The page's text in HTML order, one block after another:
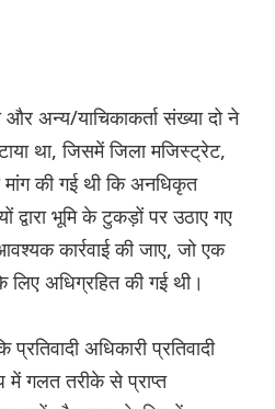
अन्य/याचिकाकर्ता संख्या दो ने
था, जिसमें जिला मजिस्ट्रेट,
मांग की गई थी कि अनधिकृत
द्वारा भूमि के टुकड़ों पर उठाए गए
कार्रवाई की जाए, जो एक
अधिग्रहित की गई थी।
प्रतिवादी अधिकारी प्रतिवादी
में गलत तरीके से प्राप्त